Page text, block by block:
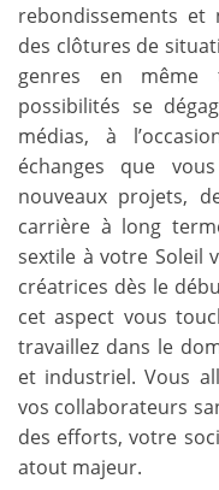
rebondissements et
des clôtures de
genres en même
possibilités se
médias, à
échanges que
nouveaux projets,
carrière à long
sextile à votre Soleil
créatrices dès le
cet aspect vous
travaillez dans le
et industriel. Vous
vos collaborateurs
des efforts, votre
atout majeur.